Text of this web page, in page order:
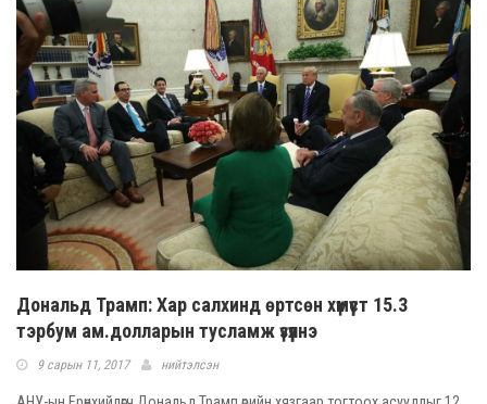
Дональд Трамп: Хар салхинд өртсөн хүмүүст 15.3
тэрбум ам.долларын тусламж үзүүлнэ
9 сарын 11, 2017 нийтэлсэн